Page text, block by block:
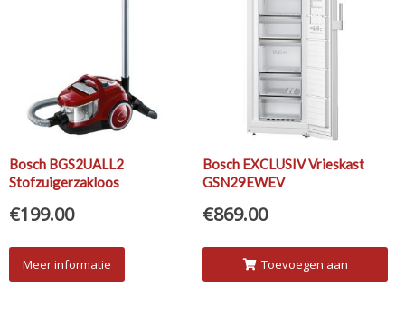
Bosch BGS2UALL2
Stofzuigerzakloos
€199.00
Meer informatie
Bosch EXCLUSIV Vrieskast
GSN29EWEV
€869.00
Toevoegen aan